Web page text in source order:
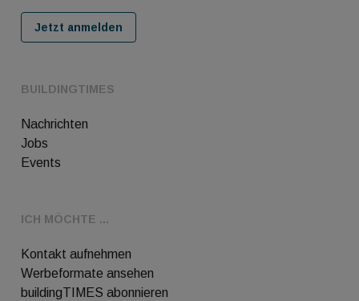
BUILDINGTIMES
Nachrichten
Jobs
Events
ICH MÖCHTE ...
Kontakt aufnehmen
Werbeformate ansehen
buildingTIMES abonnieren
Jetzt anmelden